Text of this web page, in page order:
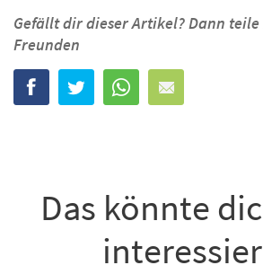
Gefällt dir dieser Artikel? Dann
Freunden
Das könnte